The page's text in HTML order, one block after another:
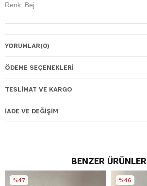
Renk: Bej
YORUMLAR(0)
ÖDEME SEÇENEKLERI
TESLIMAT VE KARGO
İADE VE DEĞIŞIM
BENZER ÜRÜNLER
%47 %46